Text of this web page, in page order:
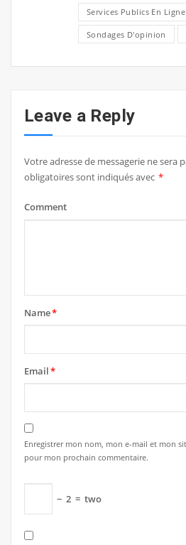
Services Publics En Ligne
Sondages D'opinion
Leave a Reply
Votre adresse de messagerie ne sera
obligatoires sont indiqués avec *
Comment
Name*
Email*
Enregistrer mon nom, mon e-mail et mon
pour mon prochain commentaire.
− 2 = two